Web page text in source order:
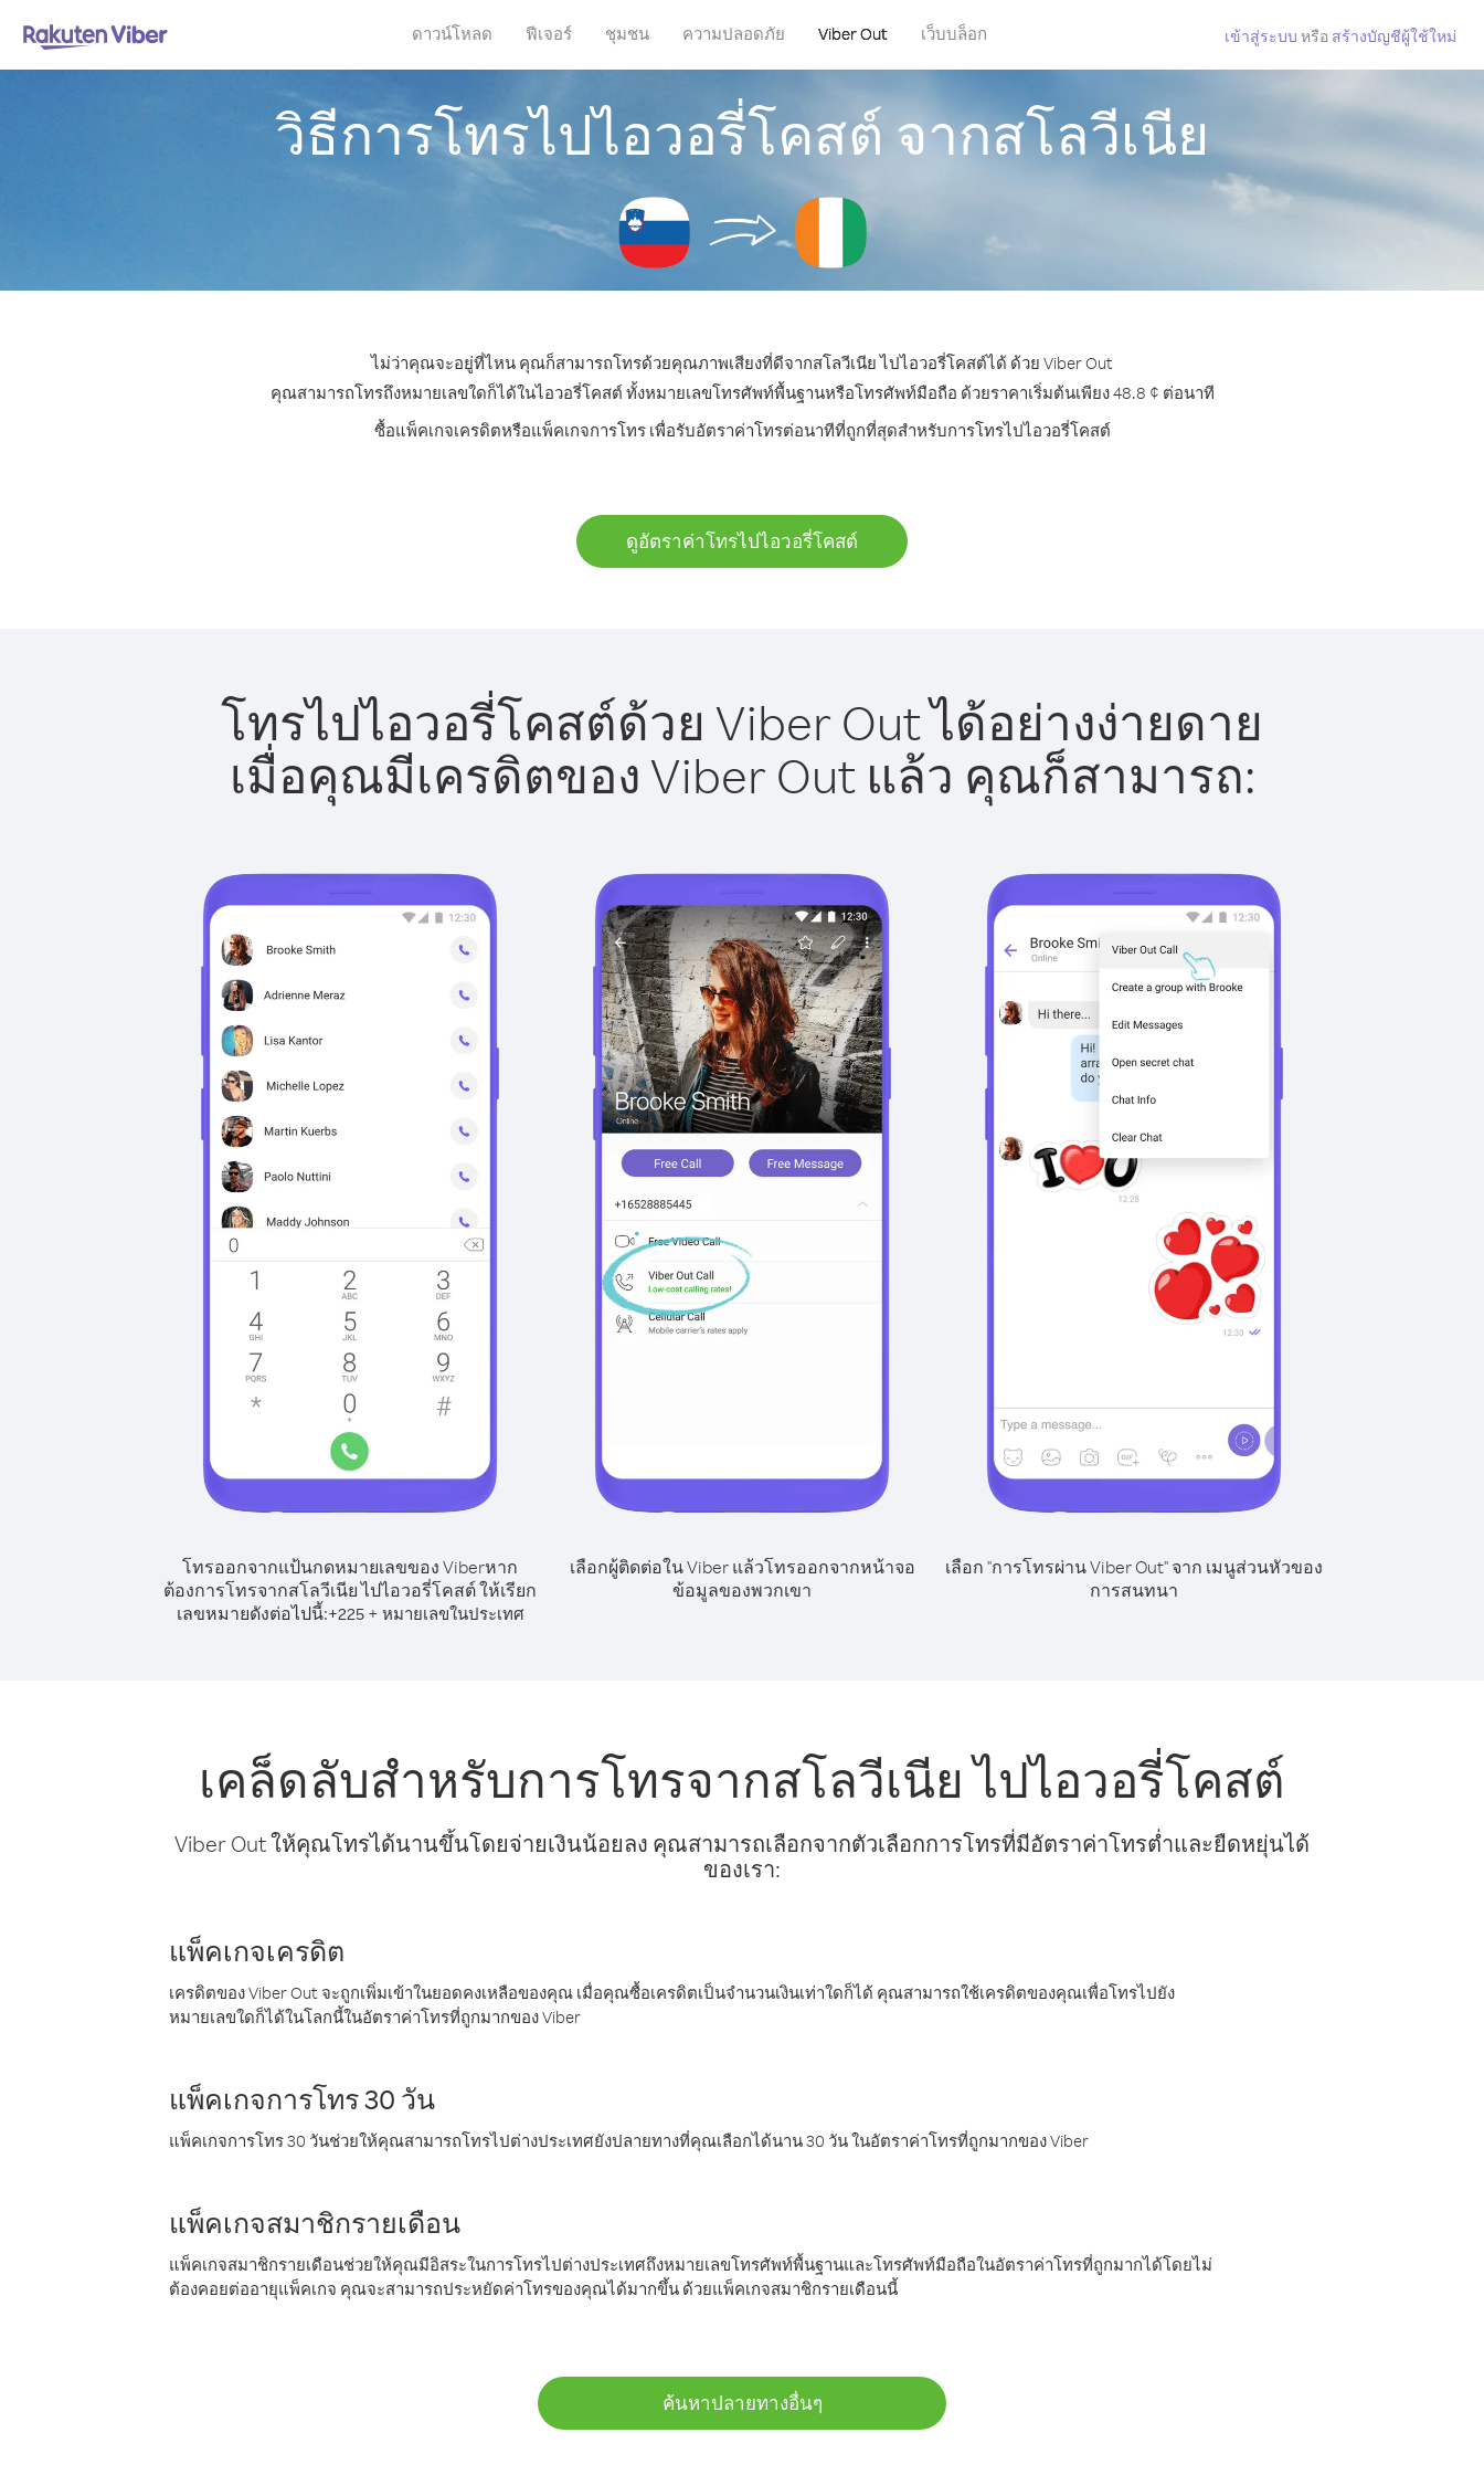
ดาวน์โหลด ฟีเจอร์ ชุมชน ความปลอดภัย Viber Out เว็บบล็อก เข้าสู่ระบบ หรือ สร้างบัญชีผู้ใช้ใหม่
วิธีการโทรไปไอวอรี่โคสต์ จากสโลวีเนีย
ไม่ว่าคุณจะอยู่ที่ไหน คุณก็สามารถโทรด้วยคุณภาพเสียงที่ดีจากสโลวีเนีย ไปไอวอรี่โคสต์ได้ ด้วย Viber Out
คุณสามารถโทรถึงหมายเลขใดก็ได้ในไอวอรี่โคสต์ ทั้งหมายเลขโทรศัพท์พื้นฐานหรือโทรศัพท์มือถือ ด้วยราคาเริ่มต้นเพียง 48.8 ¢ ต่อนาที
ซื้อแพ็คเกจเครดิตหรือแพ็คเกจการโทร เพื่อรับอัตราค่าโทรต่อนาทีที่ถูกที่สุดสำหรับการโทรไปไอวอรี่โคสต์
ดูอัตราค่าโทรไปไอวอรี่โคสต์
โทรไปไอวอรี่โคสต์ด้วย Viber Out ได้อย่างง่ายดาย
เมื่อคุณมีเครดิตของ Viber Out แล้ว คุณก็สามารถ:
โทรออกจากแป้นกดหมายเลขของ Viberหาก
ต้องการโทรจากสโลวีเนีย ไปไอวอรี่โคสต์ ให้เรียก
เลขหมายดังต่อไปนี้:+225+ หมายเลขในประเทศ
เลือกผู้ติดต่อใน Viber แล้วโทรออกจากหน้าจอ
ข้อมูลของพวกเขา
เลือก "การโทรผ่าน Viber Out" จาก เมนูส่วนหัวของ
การสนทนา
เคล็ดลับสำหรับการโทรจากสโลวีเนีย ไปไอวอรี่โคสต์
Viber Out ให้คุณโทรได้นานขึ้นโดยจ่ายเงินน้อยลง คุณสามารถเลือกจากตัวเลือกการโทรที่มีอัตราค่าโทรต่ำและยืดหยุ่นได้
ของเรา:
แพ็คเกจเครดิต
เครดิตของ Viber Out จะถูกเพิ่มเข้าในยอดคงเหลือของคุณ เมื่อคุณซื้อเครดิตเป็นจำนวนเงินเท่าใดก็ได้ คุณสามารถใช้เครดิตของคุณเพื่อโทรไปยัง
หมายเลขใดก็ได้ในโลกนี้ในอัตราค่าโทรที่ถูกมากของ Viber
แพ็คเกจการโทร 30 วัน
แพ็คเกจการโทร 30 วันช่วยให้คุณสามารถโทรไปต่างประเทศยังปลายทางที่คุณเลือกได้นาน 30 วัน ในอัตราค่าโทรที่ถูกมากของ Viber
แพ็คเกจสมาชิกรายเดือน
แพ็คเกจสมาชิกรายเดือนช่วยให้คุณมีอิสระในการโทรไปต่างประเทศถึงหมายเลขโทรศัพท์พื้นฐานและโทรศัพท์มือถือในอัตราค่าโทรที่ถูกมากได้โดยไม่
ต้องคอยต่ออายุแพ็คเกจ คุณจะสามารถประหยัดค่าโทรของคุณได้มากขึ้น ด้วยแพ็คเกจสมาชิกรายเดือนนี้
ค้นหาปลายทางอื่นๆ